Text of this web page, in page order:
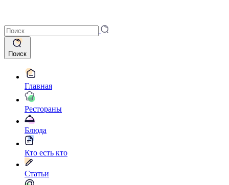
Поиск
Главная
Рестораны
Блюда
Кто есть кто
Статьи